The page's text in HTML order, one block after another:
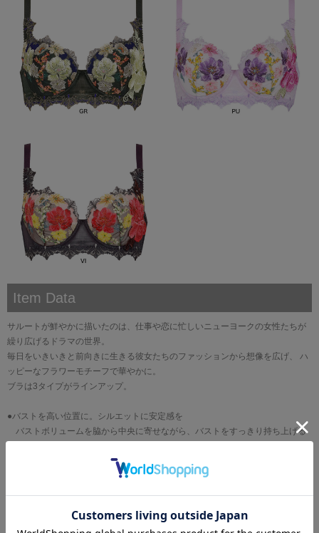
Item Data
サルートが鮮やかに描いたのは、仕事や恋に忙しいニューヨークの女性たちが
繰り広げるドラマの世界。
毎日をいきいきと前向きに生きる彼女たちのファッションから想像を広げ、 ハ
ッピーなフラワーモチーフで華やかに。
ブラは3タイプがラインアップ。
●バストを高い位置に。シルエットに安定感を
バストボリュームを脇から中央に寄せながら、バストをすっきり持ち上げる
・カップには刺繍の柄に合わせたプリントレースを使用
・アップリケはバラの花をイメージ